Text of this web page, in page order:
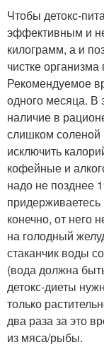
Чтобы детокс-
эффективным и
килограмм, а и
чистке
Рекомендуемое
одного месяца. В
наличие в
слишком соленой
исключить
кофейные и
надо не позднее
конечно, от него
на голодный
стаканчик воды
(вода должна
детокс-диеты
только
два раза за это
из мяса/рыбы.